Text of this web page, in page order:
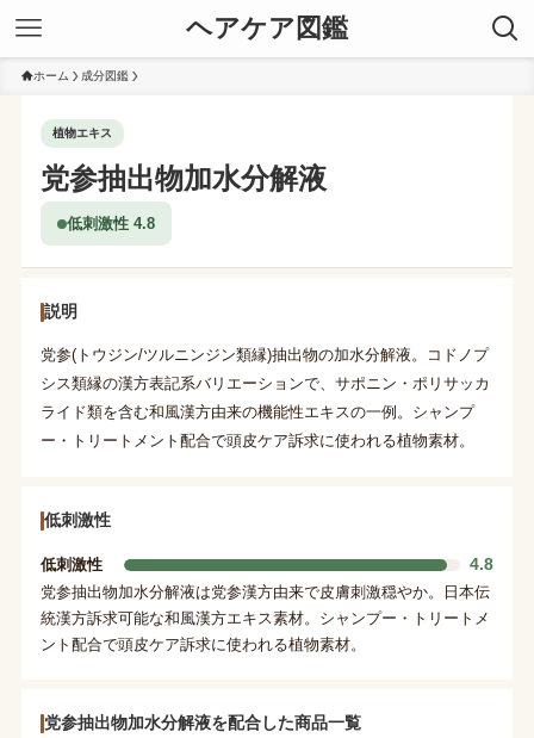
ヘアケア図鑑
ホーム 成分図鑑
植物エキス
党参抽出物加水分解液
低刺激性 4.8
説明
党参(トウジン/ツルニンジン類縁)抽出物の加水分解液。コドノプ
シス類縁の漢方表記系バリエーションで、サポニン・ポリサッカ
ライド類を含む和風漢方由来の機能性エキスの一例。シャンプ
ー・トリートメント配合で頭皮ケア訴求に使われる植物素材。
低刺激性
低刺激性 4.8
党参抽出物加水分解液は党参漢方由来で皮膚刺激穏やか。日本伝
統漢方訴求可能な和風漢方エキス素材。シャンプー・トリートメ
ント配合で頭皮ケア訴求に使われる植物素材。
党参抽出物加水分解液を配合した商品一覧